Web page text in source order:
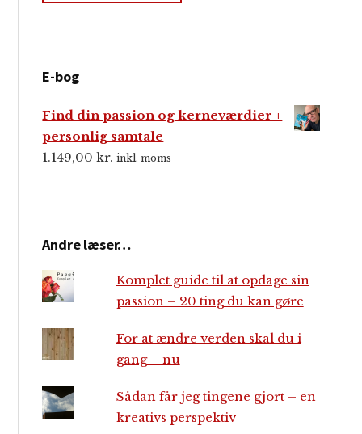
E-bog
Find din passion og kerneværdier +
personlig samtale
1.149,00kr. inkl. moms
Andre læser…
Komplet guide til at opdage sin
passion – 20 ting du kan gøre
For at ændre verden skal du i
gang – nu
Sådan får jeg tingene gjort – en
kreativs perspektiv